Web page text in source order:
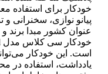
خودکار برای استفاده
پیانو نوازی، سخنرانی
عنوان کشور مبدا
است. این خودکار
یادداشت، استفاده در